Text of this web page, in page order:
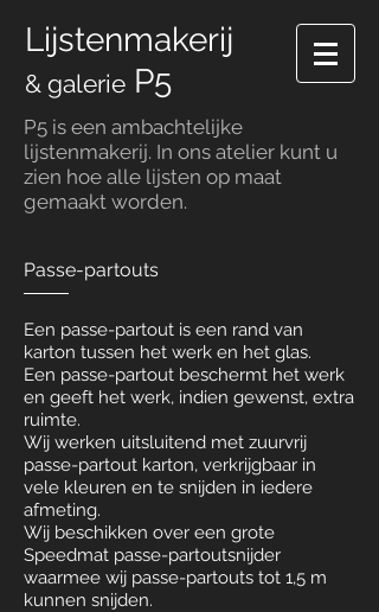
Lijstenmakerij
& galerie P5
P5 is een ambachtelijke
lijstenmakerij. In ons atelier kunt u
zien hoe alle lijsten op maat
gemaakt worden.
Passe-partouts
Een passe-partout is een rand van
karton tussen het werk en het glas.
Een passe-partout beschermt het werk
en geeft het werk, indien gewenst, extra
ruimte.
Wij werken uitsluitend met zuurvrij
passe-partout karton, verkrijgbaar in
vele kleuren en te snijden in iedere
afmeting.
Wij beschikken over een grote
Speedmat passe-partoutsnijder
waarmee wij passe-partouts tot 1,5 m
kunnen snijden.